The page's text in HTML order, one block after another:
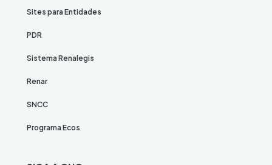
Sites para Entidades
PDR
Sistema Renalegis
Renar
SNCC
Programa Ecos